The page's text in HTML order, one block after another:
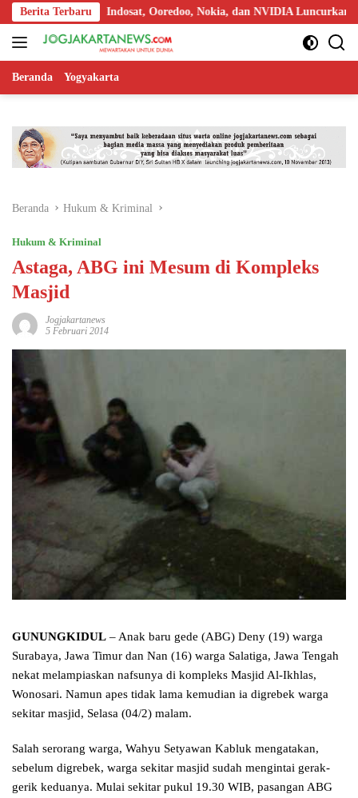
Langsung
ke
konten
Berita TerbaruIndosat, Ooredoo, Nokia, dan NVIDIA Luncurkan Zankore,
Beranda Yogyakarta
Beranda Hukum & Kriminal
Hukum & Kriminal
Astaga, ABG ini Mesum di Kompleks
Masjid
Jogjakartanews
5 Februari 2014
GUNUNGKIDUL – Anak baru gede (ABG) Deny (19) warga
Surabaya, Jawa Timur dan Nan (16) warga Salatiga, Jawa Tengah
nekat melampiaskan nafsunya di kompleks Masjid Al-Ikhlas,
Wonosari. Namun apes tidak lama kemudian ia digrebek warga
sekitar masjid, Selasa (04/2) malam.
Salah serorang warga, Wahyu Setyawan Kabluk mengatakan,
sebelum digrebek, warga sekitar masjid sudah mengintai gerak-
gerik keduanya. Mulai sekitar pukul 19.30 WIB, pasangan ABG